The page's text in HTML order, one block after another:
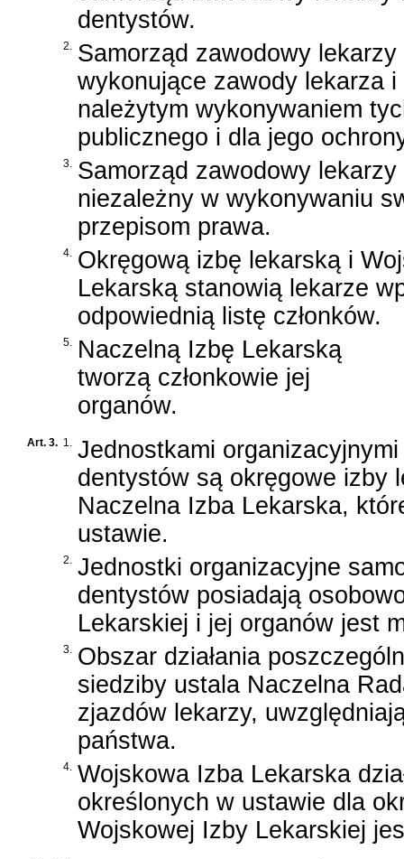
dentystów.
2. Samorząd zawodowy
wykonujące zawody lekarza
należytym wykonywaniem
publicznego i dla jego
3. Samorząd zawodowy
niezależny w wykonywaniu
przepisom prawa.
4. Okręgową izbę lekarską i
Lekarską stanowią lekarze
odpowiednią listę członków.
5. Naczelną Izbę Lekarską
tworzą członkowie jej
organów.
Art. 3. 1. Jednostkami
dentystów są okręgowe izby
Naczelna Izba Lekarska,
ustawie.
2. Jednostki organizacyjne
dentystów posiadają
Lekarskiej i jej organów jest
3. Obszar działania
siedziby ustala Naczelna
zjazdów lekarzy,
państwa.
4. Wojskowa Izba Lekarska
określonych w ustawie dla
Wojskowej Izby Lekarskiej